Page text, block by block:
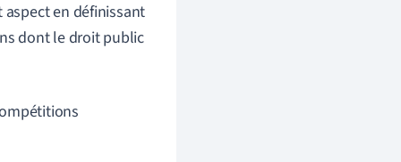
en définissant
dont le droit public